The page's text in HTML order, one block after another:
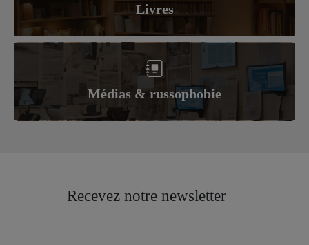
Livres
Médias & russophobie
Recevez notre newsletter